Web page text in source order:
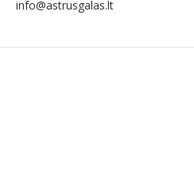
info@astrusgalas.lt